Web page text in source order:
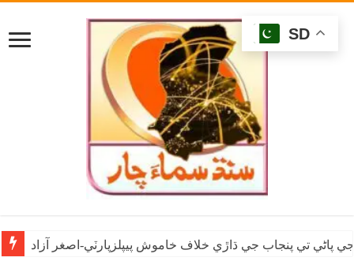
پاڻي تي پنجاب جي ڌاڙي خلاف خاموش پيپلزپارٽي-اصغر آزاد
SD